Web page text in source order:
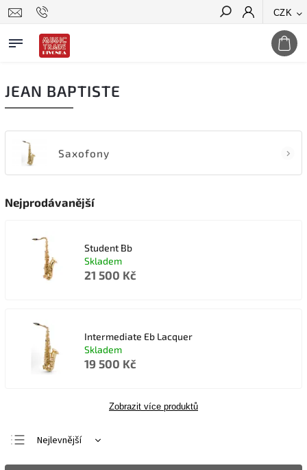
CZK
Hledat
JEAN BAPTISTE
Saxofony
Nejprodávanější
Student Bb
Skladem
21 500 Kč
Intermediate Eb Lacquer
Skladem
19 500 Kč
Zobrazit více produktů
Nejlevnější
Nejdražší